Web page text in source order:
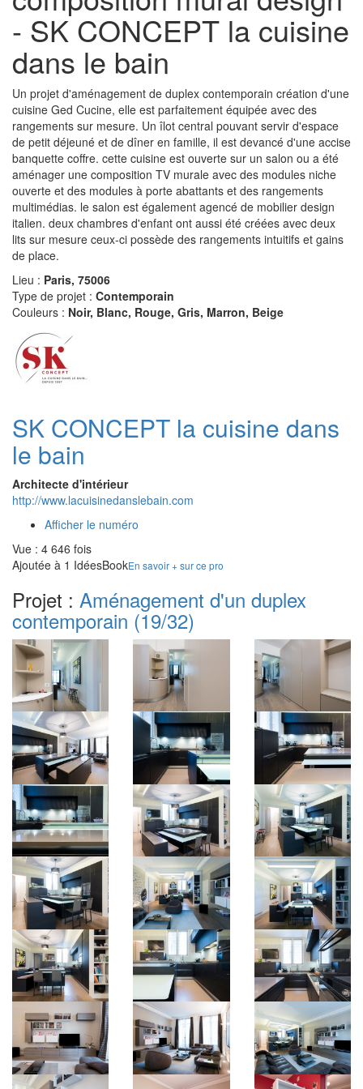
- SK CONCEPT la cuisine
dans le bain
Un projet d'aménagement de duplex contemporain création d'une
cuisine Ged Cucine, elle est parfaitement équipée avec des
rangements sur mesure. Un îlot central pouvant servir d'espace
de petit déjeuné et de dîner en famille, il est devancé d'une accise
banquette coffre. cette cuisine est ouverte sur un salon ou a été
aménager une composition TV murale avec des modules niche
ouverte et des modules à porte abattants et des rangements
multimédias. le salon est également agencé de mobilier design
italien. deux chambres d'enfant ont aussi été créées avec deux
lits sur mesure ceux-ci possède des rangements intuitifs et gains
de place.
Lieu : Paris, 75006
Type de projet : Contemporain
Couleurs : Noir, Blanc, Rouge, Gris, Marron, Beige
SK CONCEPT la cuisine dans
le bain
Architecte d'intérieur
http://www.lacuisinedanslebain.com
Afficher le numéro
Vue : 4 646 fois
Ajoutée à 1 IdéesBookEn savoir + sur ce pro
Projet : Aménagement d'un duplex
contemporain (19/32)